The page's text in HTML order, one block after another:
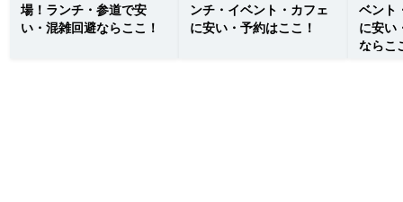
場！ランチ・参道で安
い・混雑回避ならここ！
ンチ・イベント・カフェ
に安い・予約はここ！
ベント
に安い
ならこ